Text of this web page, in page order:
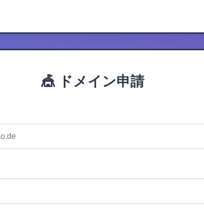
🎪 ドメイン申請